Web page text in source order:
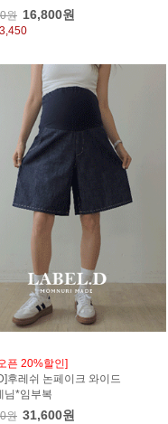
원 16,800원
픈 20%할인]
후레쉬 논페이크 와이드
님*임부복
원 31,600원